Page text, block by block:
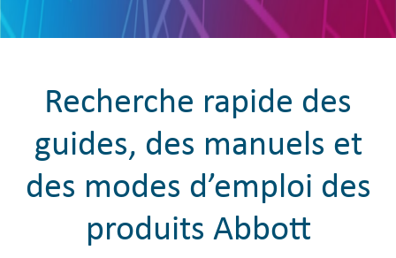
Recherche rapide des
guides, des manuels et
des modes d’emploi des
produits Abbott